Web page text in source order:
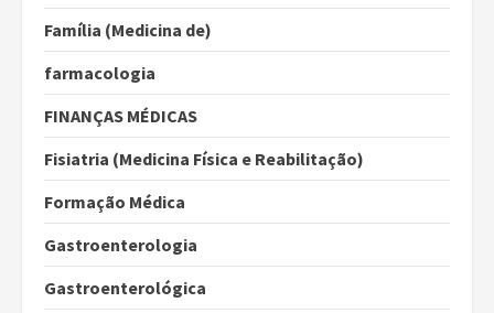
Família (Medicina de)
farmacologia
FINANÇAS MÉDICAS
Fisiatria (Medicina Física e Reabilitação)
Formação Médica
Gastroenterologia
Gastroenterológica